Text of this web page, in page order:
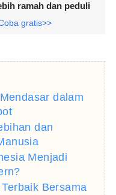
ramah dan peduli
gratis>>
dalam
dan
Menjadi
Bersama